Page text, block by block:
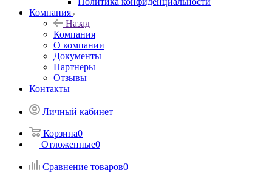
Компания
Назад
Компания
О компании
Документы
Партнеры
Отзывы
Контакты
Личный кабинет
Корзина0
Отложенные0
Сравнение товаров0